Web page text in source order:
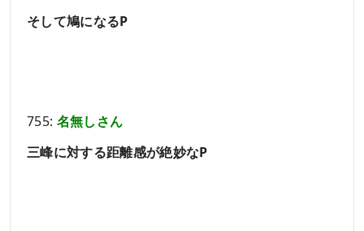
そして鳩になるP
755: 名無しさん
三峰に対する距離感が絶妙なP